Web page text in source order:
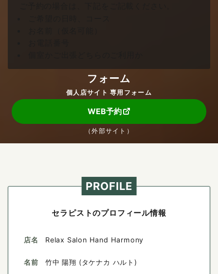
フォーム
個人店サイト 専用フォーム
WEB予約
（外部サイト）
PROFILE
セラピストのプロフィール情報
店名 Relax Salon Hand Harmony
名前 竹中 陽翔 (タケナカ ハルト)